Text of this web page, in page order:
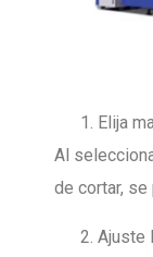
Elija
Al
de cortar,
Ajuste